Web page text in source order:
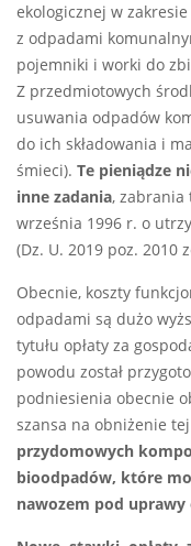
ekologicznej w
z odpadami
pojemniki i worki do
Z przedmiotowych
usuwania odpadów
do ich składowania i
śmieci). Te pieniądze
inne zadania, zabrania
września 1996 r. o
(Dz. U. 2019 poz. 2010
Obecnie, koszty
odpadami są dużo
tytułu opłaty za
powodu został
podniesienia obecnie
szansa na obniżenie
przydomowych
bioodpadów, które
nawozem pod uprawy